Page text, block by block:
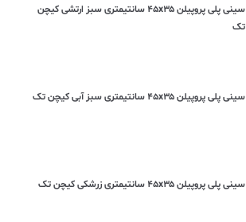
سینی پلی پروپیلن ۴۵x۳۵ سانتیمتری سبز ارتشی کیچن
تک
سینی پلی پروپیلن ۴۵x۳۵ سانتیمتری سبز آبی کیچن تک
سینی پلی پروپیلن ۴۵x۳۵ سانتیمتری زرشکی کیچن تک